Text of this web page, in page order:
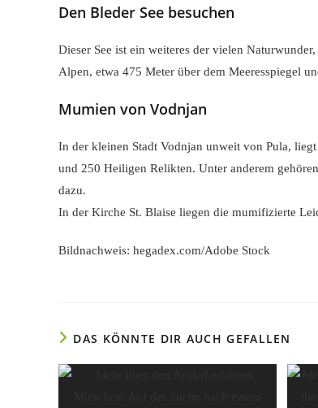
Den Bleder See besuchen
Dieser See ist ein weiteres der vielen
Alpen, etwa 475 Meter über dem Meeresspiegel
Mumien von Vodnjan
In der kleinen Stadt Vodnjan unweit von Pula,
und 250 Heiligen Relikten. Unter anderem
dazu.
In der Kirche St. Blaise liegen die mumifizierte
Bildnachweis: hegadex.com/Adobe Stock
DAS KÖNNTE DIR AUCH GEFALLEN